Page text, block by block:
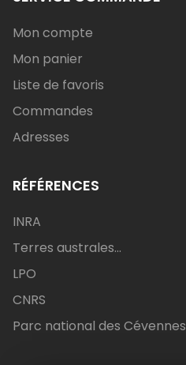
Mon compte
Mon panier
Liste de favoris
Commandes
Adresses
RÉFÉRENCES
INRA
Terres australes...
LPO
CNRS
Parc national des Cévennes